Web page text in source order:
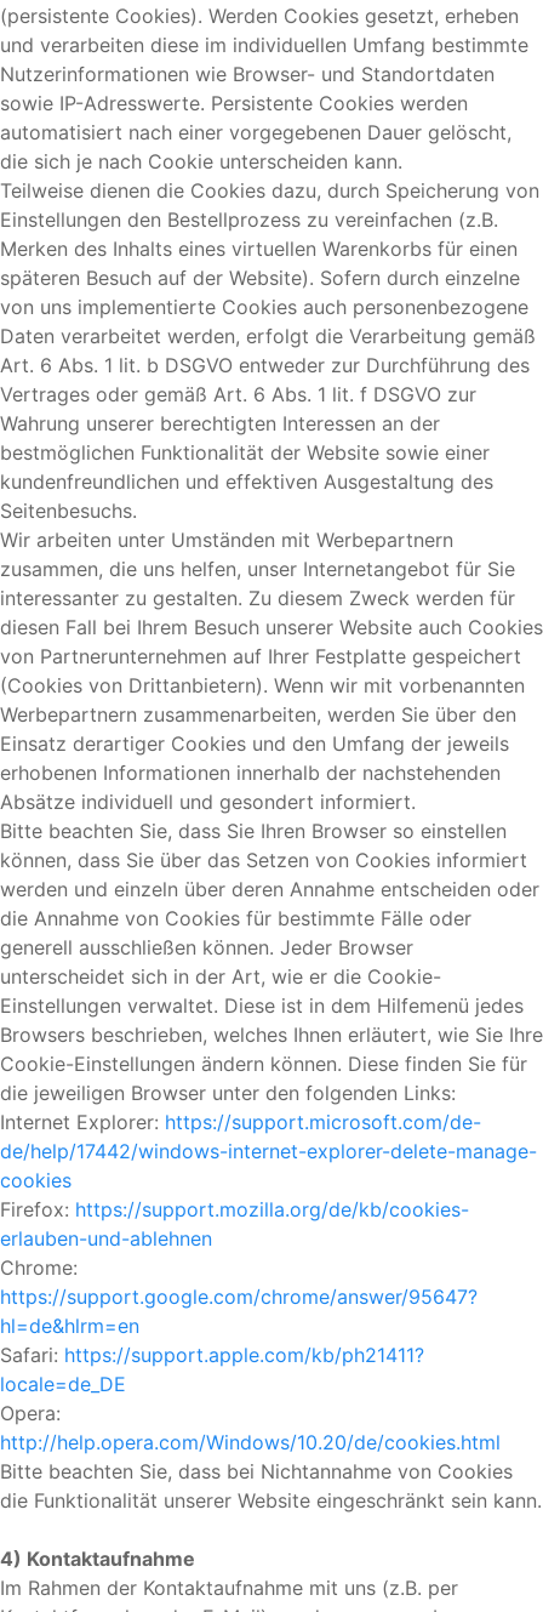
(persistente Cookies). Werden Cookies gesetzt, erheben
und verarbeiten diese im individuellen Umfang bestimmte
Nutzerinformationen wie Browser- und Standortdaten
sowie IP-Adresswerte. Persistente Cookies werden
automatisiert nach einer vorgegebenen Dauer gelöscht,
die sich je nach Cookie unterscheiden kann.
Teilweise dienen die Cookies dazu, durch Speicherung von
Einstellungen den Bestellprozess zu vereinfachen (z.B.
Merken des Inhalts eines virtuellen Warenkorbs für einen
späteren Besuch auf der Website). Sofern durch einzelne
von uns implementierte Cookies auch personenbezogene
Daten verarbeitet werden, erfolgt die Verarbeitung gemäß
Art. 6 Abs. 1 lit. b DSGVO entweder zur Durchführung des
Vertrages oder gemäß Art. 6 Abs. 1 lit. f DSGVO zur
Wahrung unserer berechtigten Interessen an der
bestmöglichen Funktionalität der Website sowie einer
kundenfreundlichen und effektiven Ausgestaltung des
Seitenbesuchs.
Wir arbeiten unter Umständen mit Werbepartnern
zusammen, die uns helfen, unser Internetangebot für Sie
interessanter zu gestalten. Zu diesem Zweck werden für
diesen Fall bei Ihrem Besuch unserer Website auch Cookies
von Partnerunternehmen auf Ihrer Festplatte gespeichert
(Cookies von Drittanbietern). Wenn wir mit vorbenannten
Werbepartnern zusammenarbeiten, werden Sie über den
Einsatz derartiger Cookies und den Umfang der jeweils
erhobenen Informationen innerhalb der nachstehenden
Absätze individuell und gesondert informiert.
Bitte beachten Sie, dass Sie Ihren Browser so einstellen
können, dass Sie über das Setzen von Cookies informiert
werden und einzeln über deren Annahme entscheiden oder
die Annahme von Cookies für bestimmte Fälle oder
generell ausschließen können. Jeder Browser
unterscheidet sich in der Art, wie er die Cookie-
Einstellungen verwaltet. Diese ist in dem Hilfemenü jedes
Browsers beschrieben, welches Ihnen erläutert, wie Sie Ihre
Cookie-Einstellungen ändern können. Diese finden Sie für
die jeweiligen Browser unter den folgenden Links:
Internet Explorer: https://support.microsoft.com/de-
de/help/17442/windows-internet-explorer-delete-manage-
cookies
Firefox: https://support.mozilla.org/de/kb/cookies-
erlauben-und-ablehnen
Chrome:
https://support.google.com/chrome/answer/95647?
hl=de&hlrm=en
Safari: https://support.apple.com/kb/ph21411?
locale=de_DE
Opera:
http://help.opera.com/Windows/10.20/de/cookies.html
Bitte beachten Sie, dass bei Nichtannahme von Cookies
die Funktionalität unserer Website eingeschränkt sein kann.
4) Kontaktaufnahme
Im Rahmen der Kontaktaufnahme mit uns (z.B. per